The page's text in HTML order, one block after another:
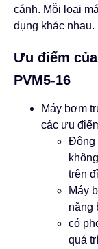
cánh. Mỗi loại
dụng khác nhau.
Ưu điểm
PVM5-16
Máy bơm
các ưu
Động
trên
Máy
năng
có
quá